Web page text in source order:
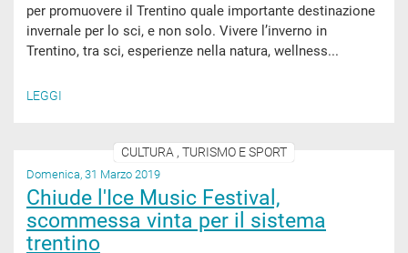
per promuovere il Trentino quale importante destinazione
invernale per lo sci, e non solo. Vivere l’inverno in
Trentino, tra sci, esperienze nella natura, wellness...
LEGGI
CULTURA , TURISMO E SPORT
Domenica, 31 Marzo 2019
Chiude l'Ice Music Festival,
scommessa vinta per il sistema
trentino